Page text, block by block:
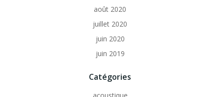
août 2020
juillet 2020
juin 2020
juin 2019
Catégories